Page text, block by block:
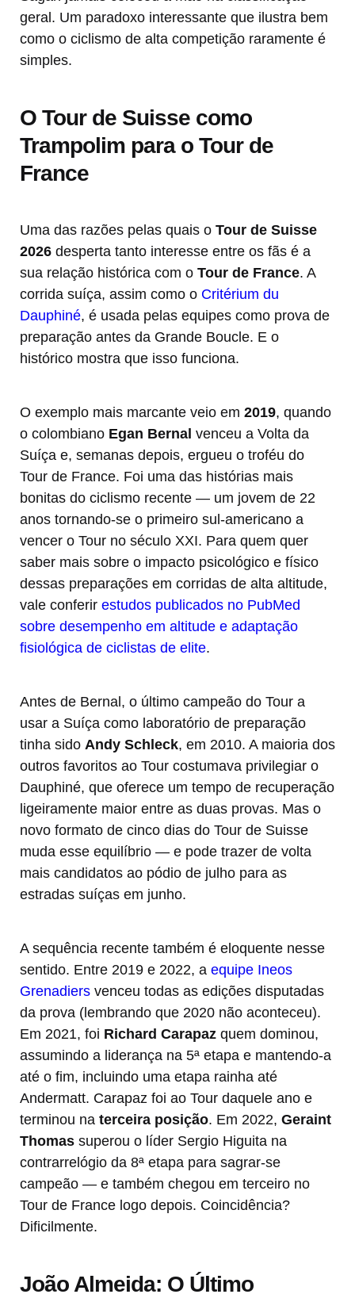
geral. Um paradoxo interessante que ilustra bem
como o ciclismo de alta competição raramente é
simples.
O Tour de Suisse como
Trampolim para o Tour de
France
Uma das razões pelas quais o Tour de Suisse
2026 desperta tanto interesse entre os fãs é a
sua relação histórica com o Tour de France. A
corrida suíça, assim como o Critérium du
Dauphiné, é usada pelas equipes como prova de
preparação antes da Grande Boucle. E o
histórico mostra que isso funciona.
O exemplo mais marcante veio em 2019, quando
o colombiano Egan Bernal venceu a Volta da
Suíça e, semanas depois, ergueu o troféu do
Tour de France. Foi uma das histórias mais
bonitas do ciclismo recente — um jovem de 22
anos tornando-se o primeiro sul-americano a
vencer o Tour no século XXI. Para quem quer
saber mais sobre o impacto psicológico e físico
dessas preparações em corridas de alta altitude,
vale conferir estudos publicados no PubMed
sobre desempenho em altitude e adaptação
fisiológica de ciclistas de elite.
Antes de Bernal, o último campeão do Tour a
usar a Suíça como laboratório de preparação
tinha sido Andy Schleck, em 2010. A maioria dos
outros favoritos ao Tour costumava privilegiar o
Dauphiné, que oferece um tempo de recuperação
ligeiramente maior entre as duas provas. Mas o
novo formato de cinco dias do Tour de Suisse
muda esse equilíbrio — e pode trazer de volta
mais candidatos ao pódio de julho para as
estradas suíças em junho.
A sequência recente também é eloquente nesse
sentido. Entre 2019 e 2022, a equipe Ineos
Grenadiers venceu todas as edições disputadas
da prova (lembrando que 2020 não aconteceu).
Em 2021, foi Richard Carapaz quem dominou,
assumindo a liderança na 5ª etapa e mantendo-a
até o fim, incluindo uma etapa rainha até
Andermatt. Carapaz foi ao Tour daquele ano e
terminou na terceira posição. Em 2022, Geraint
Thomas superou o líder Sergio Higuita na
contrarrelógio da 8ª etapa para sagrar-se
campeão — e também chegou em terceiro no
Tour de France logo depois. Coincidência?
Dificilmente.
João Almeida: O Último